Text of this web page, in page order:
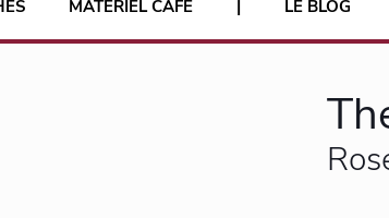
MATÉRIEL CAFÉ | LE BLOG